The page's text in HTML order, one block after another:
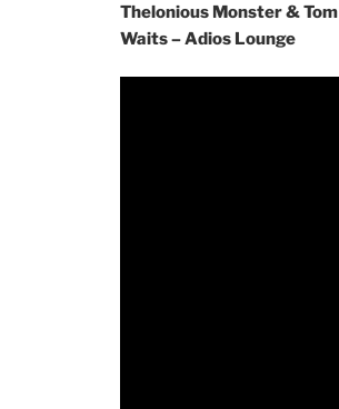
Thelonious Monster & Tom
Waits – Adios Lounge